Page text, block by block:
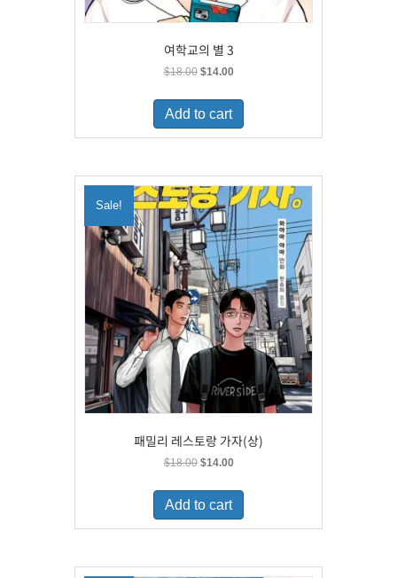
여학교의 별 3
$18.00 Original
was:
$18.00.
$14.00Current
is:
$14.00.
Add to cart
Sale!
패밀리 레스토랑 가자(상)
$18.00 Original
was:
$18.00.
$14.00Current
is:
$14.00.
Add to cart